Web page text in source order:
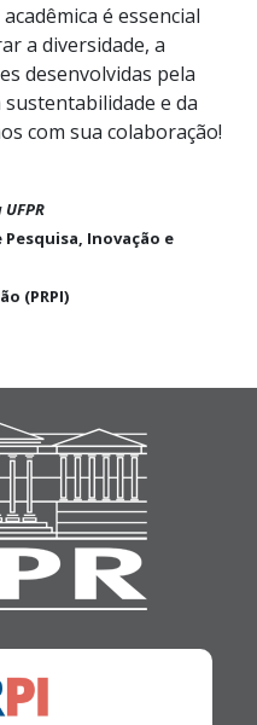
é essencial
a diversidade, a
desenvolvidas pela
sustentabilidade e da
com sua colaboração!
Inovação e
(PRPI)